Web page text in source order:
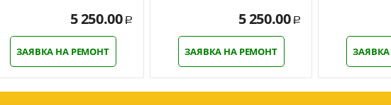
5 250.00 Р
ЗАЯВКА НА РЕМОНТ
5 250.00 Р
ЗАЯВКА НА РЕМОНТ